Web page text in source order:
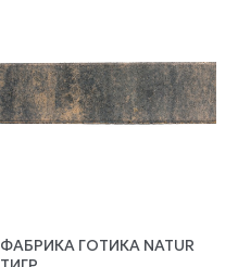
ФАБРИКА ГОТИКА NATUR